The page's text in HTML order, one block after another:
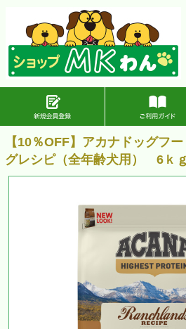
【10％OFF】アカナドッグフ
グレシピ（全年齢犬用） 6ｋｇ